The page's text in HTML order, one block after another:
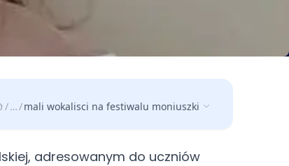
/…/mali wokalisci na festiwalu moniuszki
adresowanym do uczniów